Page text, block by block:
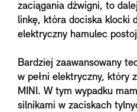
zaciągania dźwigni, to
linkę, która dociska klocki
elektryczny hamulec
Bardziej zaawansowany
w pełni elektryczny, który
MINI. W tym wypadku
silnikami w zaciskach